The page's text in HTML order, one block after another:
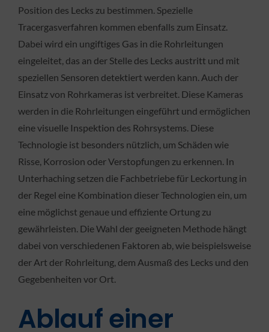
Position des Lecks zu bestimmen. Spezielle
Tracergasverfahren kommen ebenfalls zum Einsatz.
Dabei wird ein ungiftiges Gas in die Rohrleitungen
eingeleitet, das an der Stelle des Lecks austritt und mit
speziellen Sensoren detektiert werden kann. Auch der
Einsatz von Rohrkameras ist verbreitet. Diese Kameras
werden in die Rohrleitungen eingeführt und ermöglichen
eine visuelle Inspektion des Rohrsystems. Diese
Technologie ist besonders nützlich, um Schäden wie
Risse, Korrosion oder Verstopfungen zu erkennen. In
Unterhaching setzen die Fachbetriebe für Leckortung in
der Regel eine Kombination dieser Technologien ein, um
eine möglichst genaue und effiziente Ortung zu
gewährleisten. Die Wahl der geeigneten Methode hängt
dabei von verschiedenen Faktoren ab, wie beispielsweise
der Art der Rohrleitung, dem Ausmaß des Lecks und den
Gegebenheiten vor Ort.
Ablauf einer